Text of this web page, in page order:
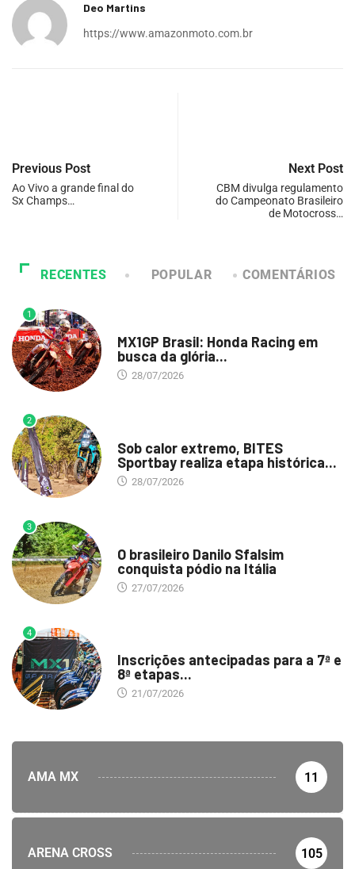
Deo Martins
https://www.amazonmoto.com.br
Previous Post
Ao Vivo a grande final do
Sx Champs…
Next Post
CBM divulga regulamento
do Campeonato Brasileiro
de Motocross…
RECENTES POPULAR COMENTÁRIOS
1
MX1GP Brasil: Honda Racing em
busca da glória...
28/07/2026
2
Sob calor extremo, BITES
Sportbay realiza etapa histórica...
28/07/2026
3
O brasileiro Danilo Sfalsim
conquista pódio na Itália
27/07/2026
4
Inscrições antecipadas para a 7ª e
8ª etapas...
21/07/2026
AMA MX 11
ARENA CROSS 105